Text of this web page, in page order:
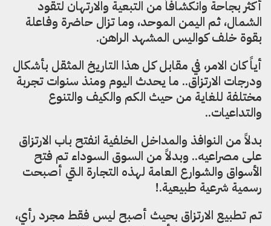
أكثر بجاحة وانكشافاً من التبعية والارتهان لتقود
الشمال، ثم اليمن الموحد، وما تزال حاضرة وفاعلة
بقوة خلف كواليس المشهد الراهن.
أياً كان الامر، في مقابل كل هذا التاريخ المثقل بأشكال
ودرجات الارتزاق.. ما يحدث اليوم ومنذ سنوات تجربة
مختلفة للغاية من حيث الكم والكيف والتنوع
والتداعيات..
بدلاً من النوافذ والمداخل الخلفية انفتح باب الارتزاق
على مصراعيه.. وبدلاً من السوق السوداء تم فتح
الأسواق والشوارع العامة لهذه التجارة التي أصبحت
رسمية شرعية طبيعية.!
تم تطبيع الارتزاق بحيث أصبح ليس فقط مجرد رأي،